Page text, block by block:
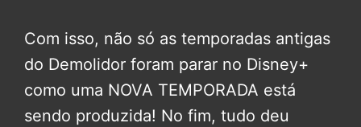
Com isso, não só as temporadas antigas
do Demolidor foram parar no Disney+
como uma NOVA TEMPORADA está
sendo produzida! No fim, tudo deu